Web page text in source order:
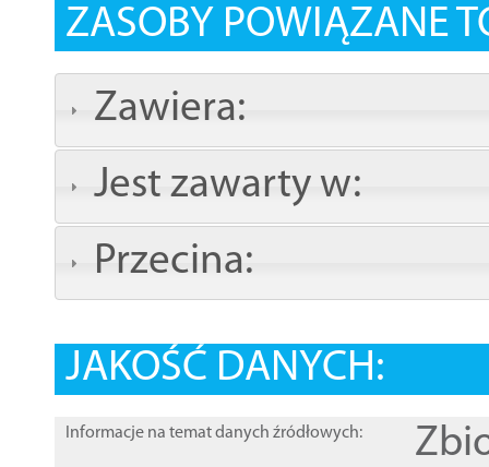
ZASOBY POWIĄZANE
Zawiera:
Jest zawarty w:
Przecina:
JAKOŚĆ DANYCH:
Informacje na temat danych źródłowych: